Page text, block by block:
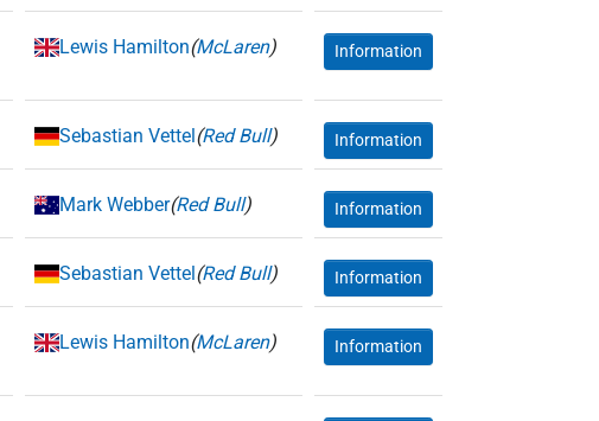
Lewis Hamilton(McLaren) Information
Sebastian Vettel(Red Bull) Information
Mark Webber(Red Bull) Information
Sebastian Vettel(Red Bull) Information
Lewis Hamilton(McLaren) Information